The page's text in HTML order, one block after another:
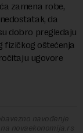
zamena robe,
da
dobro pregledaju
fizičkog oštećenja
ugovore
navođenje
novaekonomija.rs